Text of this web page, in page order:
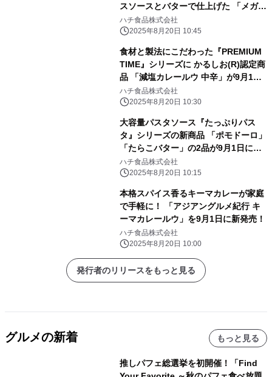
スソースとバターで仕上げた 「メガ盛
りカレー デミグラス仕立て」が9月1
日に新発売！
ハチ食品株式会社
2025年8月20日 10:45
食材と製法にこだわった『PREMIUM
TIME』シリーズに かるしお(R)認定商
品 「減塩カレールウ 中辛」が9月1日
新登場！
ハチ食品株式会社
2025年8月20日 10:30
大容量パスタソース『たっぷりパス
タ』シリーズの新商品 「ポモドーロ」
「たらこバター」の2品が9月1日に発
売！
ハチ食品株式会社
2025年8月20日 10:15
本格スパイス香るキーマカレーが家庭
で手軽に！ 「アジアングルメ紀行 キ
ーマカレールウ」を9月1日に新発売！
ハチ食品株式会社
2025年8月20日 10:00
発行者のリリースをもっと見る
グルメの新着 もっと見る
推しパフェ総選挙を初開催！「Find